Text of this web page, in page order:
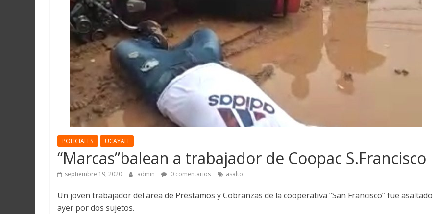
Martín
Loreto
POLICIALES UCAYALI
“Marcas”balean a trabajador de Coopac S.Francisco
septiembre 19, 2020 admin 0 comentarios asalto
Un joven trabajador del área de Préstamos y Cobranzas de la cooperativa “San Francisco” fue asaltado
ayer por dos sujetos.